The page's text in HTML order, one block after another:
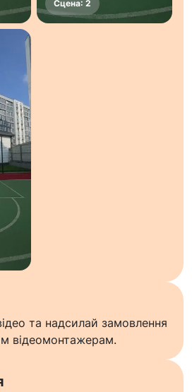
та надсилай замовлення
відеомонтажерам.